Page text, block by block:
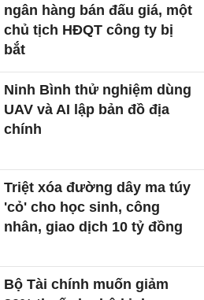
ngân hàng bán đấu giá, một
chủ tịch HĐQT công ty bị
bắt
Ninh Bình thử nghiệm dùng
UAV và AI lập bản đồ địa
chính
Triệt xóa đường dây ma túy
'cỏ' cho học sinh, công
nhân, giao dịch 10 tỷ đồng
Bộ Tài chính muốn giảm